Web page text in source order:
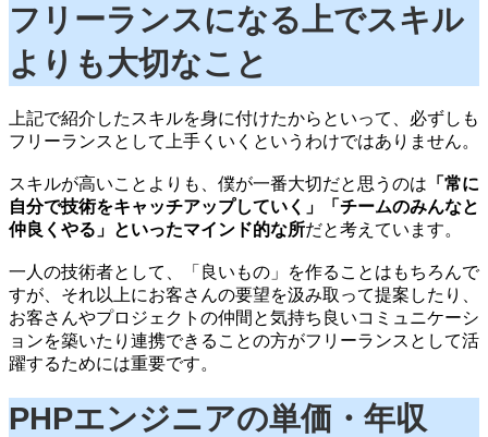
フリーランスになる上でスキル
よりも大切なこと
上記で紹介したスキルを身に付けたからといって、必ずしも
フリーランスとして上手くいくというわけではありません。
スキルが高いことよりも、僕が一番大切だと思うのは 「常に
自分で技術をキャッチアップしていく」「チームのみんなと
仲良くやる」といったマインド的な所だと考えています。
一人の技術者として、「良いもの」を作ることはもちろんで
すが、それ以上にお客さんの要望を汲み取って提案したり、
お客さんやプロジェクトの仲間と気持ち良いコミュニケーシ
ョンを築いたり連携できることの方がフリーランスとして活
躍するためには重要です。
PHPエンジニアの単価・年収